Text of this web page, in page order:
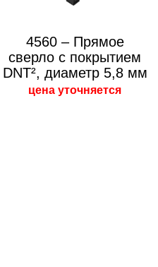
4560 – Прямое
сверло с покрытием
DNT², диаметр 5,8 мм
цена уточняется